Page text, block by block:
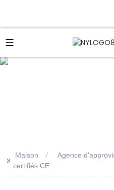
>> Maison
Agence
certifiés CE